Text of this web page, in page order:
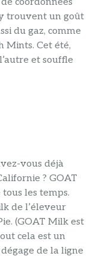
trouvent un goût
du gaz, comme
Mints. Cet été,
et souffle
vous déjà
? GOAT
les temps.
de l’éleveur
(GOAT Milk est
cela est un
de la ligne